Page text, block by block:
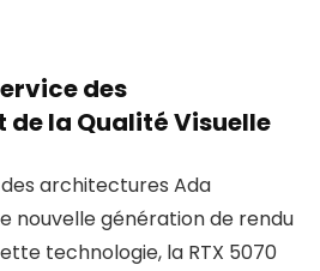
des
de la Qualité Visuelle
architectures Ada
nouvelle génération de rendu
technologie, la RTX 5070